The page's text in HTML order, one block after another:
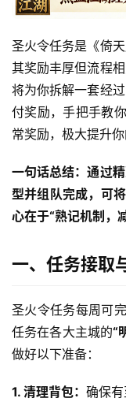
圣火令任务是《倚
其奖励丰厚但流程
将为你拆解一套经
付奖励，手把手教
常奖励，极大提升你
一句话总结：通过
型并组队完成，可
心在于“熟记机制，
一、任务接取
圣火令任务每周可
任务在各大主城的“
做好以下准备：
1. 清理背包： 确保有